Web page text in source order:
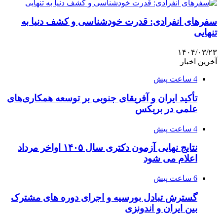
سفرهای انفرادی: قدرت خودشناسی و کشف دنیا به
تنهایی
۱۴۰۴/۰۳/۲۳
آخرین اخبار
4 ساعت پیش
تأکید ایران و آفریقای جنوبی بر توسعه همکاری‌های
علمی در بریکس
4 ساعت پیش
نتایج نهایی آزمون دکتری سال ۱۴۰۵ اواخر مرداد
اعلام می شود
6 ساعت پیش
گسترش تبادل بورسیه و اجرای دوره های مشترک
بین ایران و اندونزی